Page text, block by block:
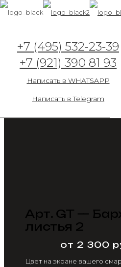
+7 (495) 532-23-39
+7 (921) 390 81 93
Написать в WHATSAPP
Написать в Telegram
Арт. GT —
листья 2
от 2 300
Цвет на экране вашего